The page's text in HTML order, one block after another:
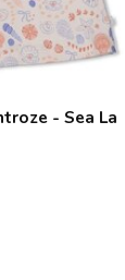
- Sea La